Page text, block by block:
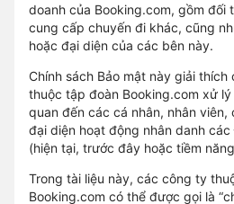
doanh của Booking.com, gồm đối
cung cấp chuyến đi khác, cũng
hoặc đại diện của các bên này.
Chính sách Bảo mật này giải
thuộc tập đoàn Booking.com xử lý
quan đến các cá nhân, nhân viên,
đại diện hoạt động nhân danh
(hiện tại, trước đây hoặc tiềm
Trong tài liệu này, các công ty
Booking.com có thể được gọi là